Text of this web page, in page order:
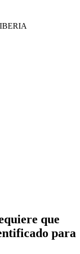
IBERIA
que
para